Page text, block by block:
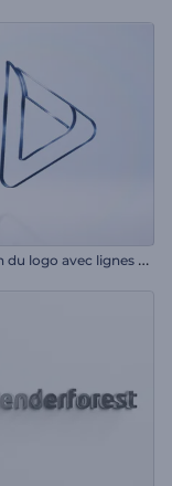
A
nimation du logo avec lignes claires